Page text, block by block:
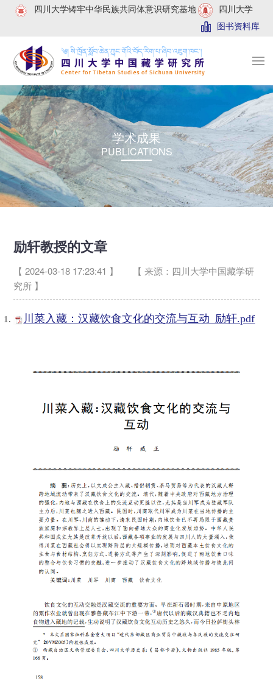
四川大学铸牢中华民族共同体意识研究基地
四川大学
图书资料库
学术成果
PUBLICATIONS
励轩教授的文章
【 2024-03-18 17:23:41 】
【 来源：四川大学中国藏学研
究所 】
川菜入藏：汉藏饮食文化的交流与互动_励轩.pdf